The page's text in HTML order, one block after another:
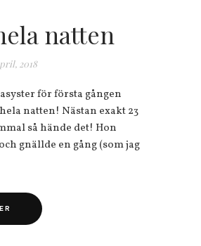
natten
2018
för första gången
natten! Nästan exakt 23
så hände det! Hon
gnällde en gång (som jag